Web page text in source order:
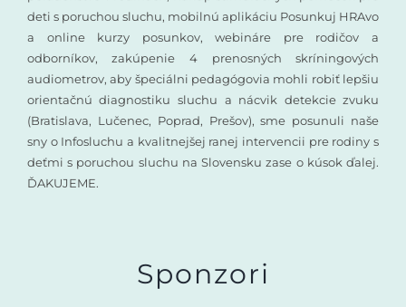
deti s poruchou sluchu, mobilnú aplikáciu Posunkuj HRAvo
a online kurzy posunkov, webináre pre rodičov a
odborníkov, zakúpenie 4 prenosných skríningových
audiometrov, aby špeciálni pedagógovia mohli robiť lepšiu
orientačnú diagnostiku sluchu a nácvik detekcie zvuku
(Bratislava, Lučenec, Poprad, Prešov), sme posunuli naše
sny o Infosluchu a kvalitnejšej ranej intervencii pre rodiny s
deťmi s poruchou sluchu na Slovensku zase o kúsok ďalej.
ĎAKUJEME.
Sponzori